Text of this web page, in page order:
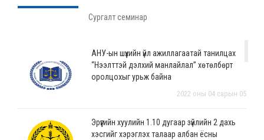
Сургалт семинар
АНУ-ын шүүхийн үйл ажиллагаатай танилцах
“Нээлттэй дэлхий манлайлал” хөтөлбөрт
оролцохыг урьж байна
2022 оны 04 сарын 05
Эрүүгийн хуулийн 1.10 дугаар зүйлийн 2 дахь
хэсгийг хэрэглэх талаар албан ёсны